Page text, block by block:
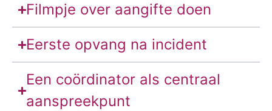
Filmpje over aangifte doen
Eerste opvang na incident
Een coördinator als centraal
aanspreekpunt